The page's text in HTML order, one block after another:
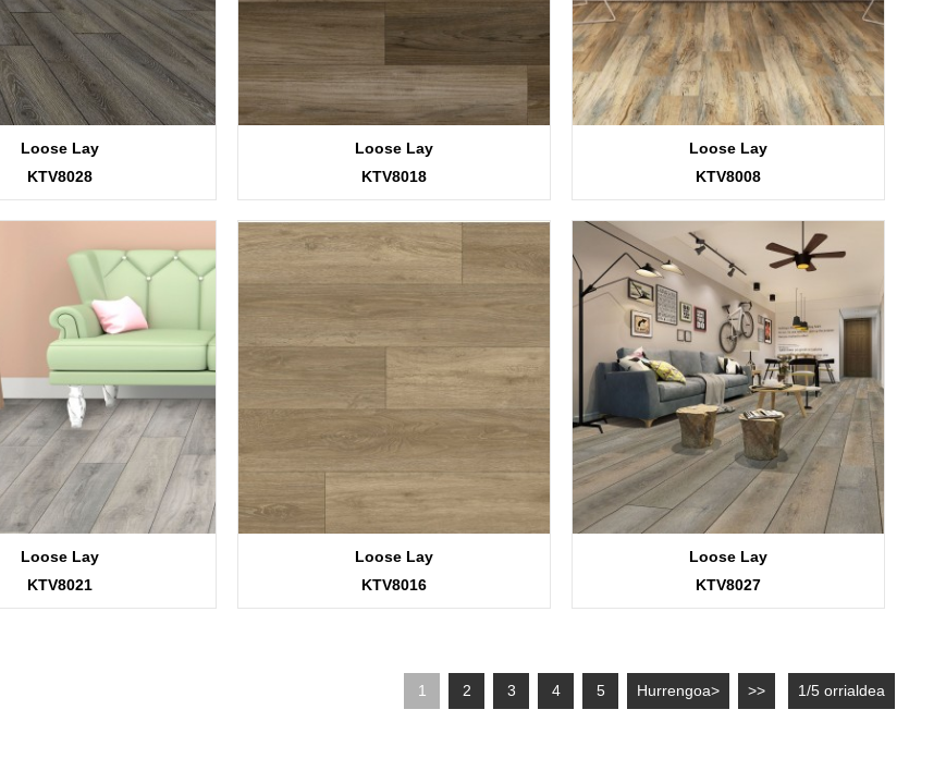
Loose Lay
KTV8028
Loose Lay
KTV8018
Loose Lay
KTV8008
Loose Lay
KTV8021
Loose Lay
KTV8016
Loose Lay
KTV8027
1 2 3 4 5 Hurrengoa> >> 1/5 orrialdea